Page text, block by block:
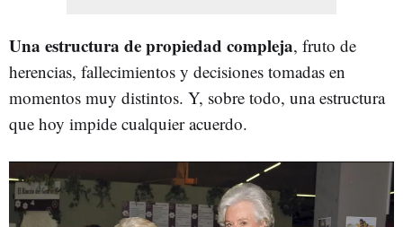
Una estructura de propiedad compleja, fruto de
herencias, fallecimientos y decisiones tomadas en
momentos muy distintos. Y, sobre todo, una estructura
que hoy impide cualquier acuerdo.